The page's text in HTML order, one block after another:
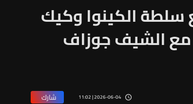
الكينوا وكيك
الشيف جوزاف
2026-06-04 | 11:02 شارك